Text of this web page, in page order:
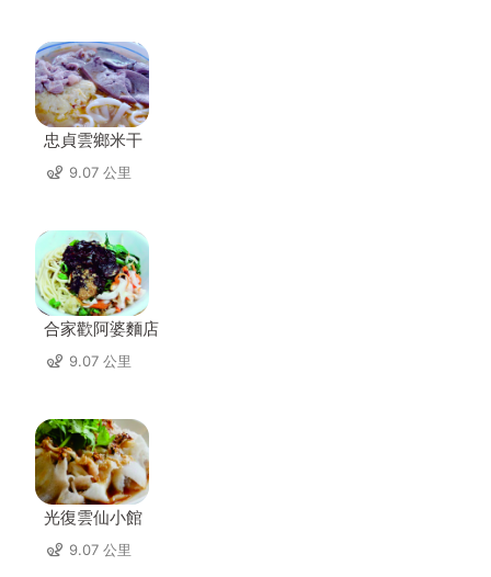
忠貞雲鄉米干
9.07 公里
合家歡阿婆麵店
9.07 公里
光復雲仙小館
9.07 公里